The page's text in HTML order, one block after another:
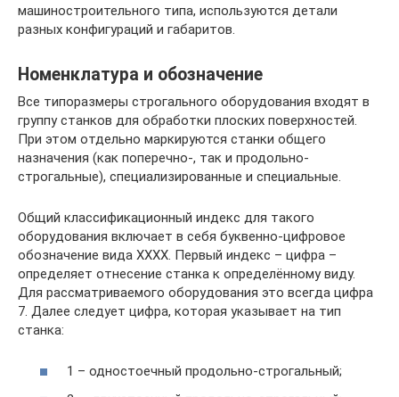
машиностроительного типа, используются детали
разных конфигураций и габаритов.
Номенклатура и обозначение
Все типоразмеры строгального оборудования входят в
группу станков для обработки плоских поверхностей.
При этом отдельно маркируются станки общего
назначения (как поперечно-, так и продольно-
строгальные), специализированные и специальные.
Общий классификационный индекс для такого
оборудования включает в себя буквенно-цифровое
обозначение вида ХХХХ. Первый индекс – цифра –
определяет отнесение станка к определённому виду.
Для рассматриваемого оборудования это всегда цифра
7. Далее следует цифра, которая указывает на тип
станка:
1 – одностоечный продольно-строгальный;